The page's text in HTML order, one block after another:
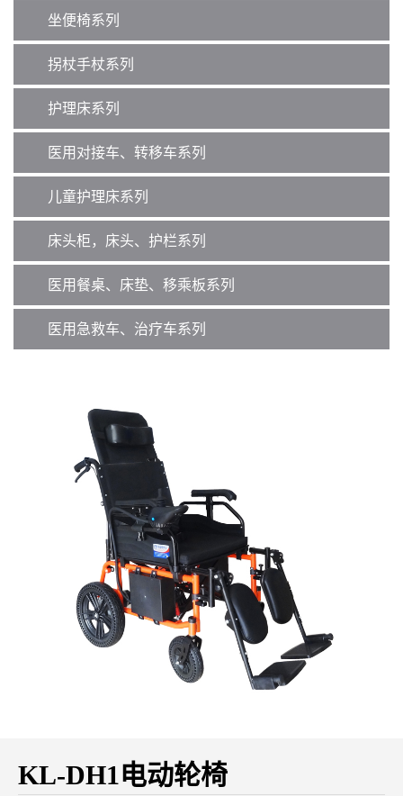
坐便椅系列
拐杖手杖系列
护理床系列
医用对接车、转移车系列
儿童护理床系列
床头柜，床头、护栏系列
医用餐桌、床垫、移乘板系列
医用急救车、治疗车系列
KL-DH1电动轮椅